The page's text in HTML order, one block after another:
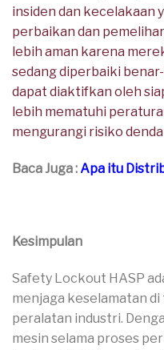
insiden dan kecelakaan
perbaikan dan
lebih aman karena
sedang diperbaiki
dapat diaktifkan oleh
lebih mematuhi
mengurangi risiko
Baca Juga : Apa itu
Kesimpulan
Safety Lockout HASP
menjaga keselamatan
peralatan industri.
mesin selama proses